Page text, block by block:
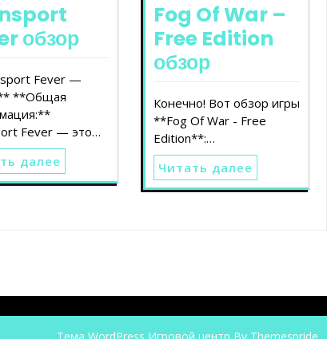
обзор
Fever —
**Общая
Fever — это…
далее
Fog Of War –
Free Edition
обзор
Конечно! Вот обзор игры
**Fog Of War - Free
Edition**:…
Читать далее